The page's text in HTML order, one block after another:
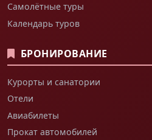
Самолётные туры
Календарь туров
БРОНИРОВАНИЕ
Курорты и санатории
Отели
Авиабилеты
Прокат автомобилей